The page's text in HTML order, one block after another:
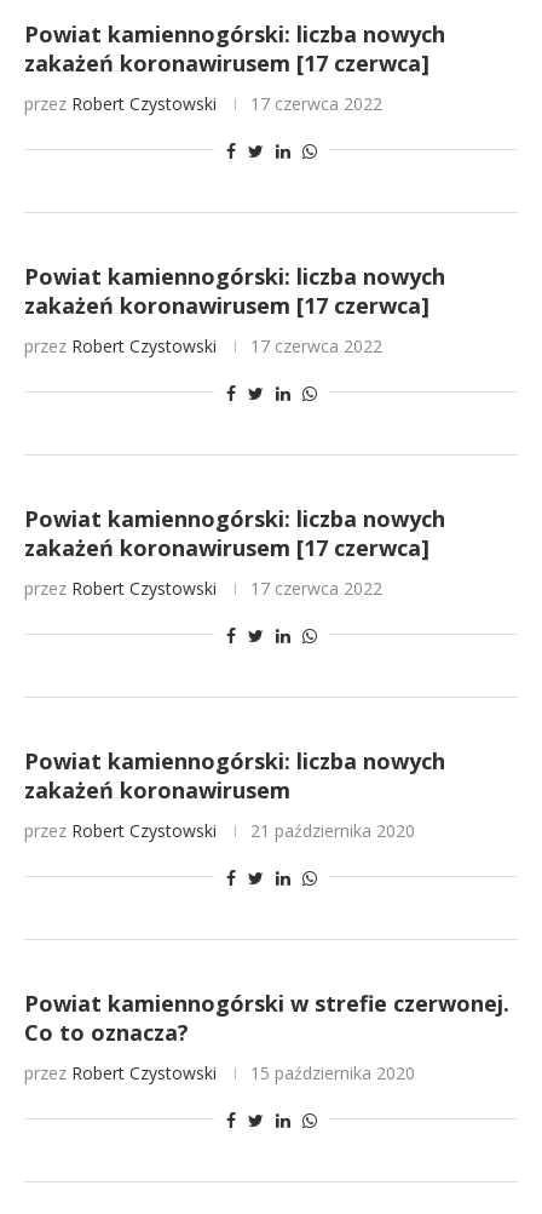
Powiat kamiennogórski: liczba nowych
zakażeń koronawirusem [17 czerwca]
przez Robert Czystowski 17 czerwca 2022
Powiat kamiennogórski: liczba nowych
zakażeń koronawirusem [17 czerwca]
przez Robert Czystowski 17 czerwca 2022
Powiat kamiennogórski: liczba nowych
zakażeń koronawirusem [17 czerwca]
przez Robert Czystowski 17 czerwca 2022
Powiat kamiennogórski: liczba nowych
zakażeń koronawirusem
przez Robert Czystowski 21 października 2020
Powiat kamiennogórski w strefie czerwonej.
Co to oznacza?
przez Robert Czystowski 15 października 2020